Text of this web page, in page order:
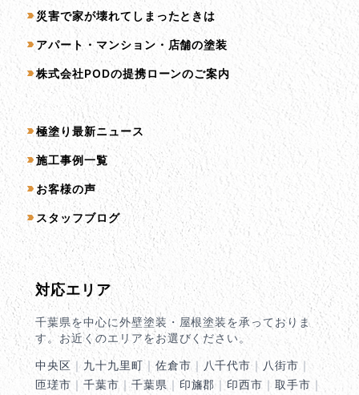
災害で家が壊れてしまったときは
アパート・マンション・店舗の塗装
株式会社PODの提携ローンのご案内
コンテンツ一覧
極塗り最新ニュース
施工事例一覧
お客様の声
スタッフブログ
対応エリア
千葉県を中心に外壁塗装・屋根塗装を承っておりま
す。お近くのエリアをお選びください。
中央区 ｜ 九十九里町 ｜ 佐倉市｜ 八千代市｜ 八街市 ｜
匝瑳市 ｜ 千葉市 ｜千葉県｜ 印旛郡 ｜印西市 ｜取手市 ｜